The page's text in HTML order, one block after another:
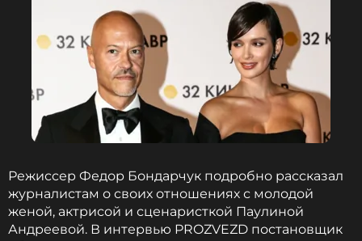
Режиссер Федор Бондарчук подробно рассказал
журналистам о своих отношениях с молодой
женой, актрисой и сценаристкой Паулиной
Андреевой. В интервью PROZVEZD постановщик